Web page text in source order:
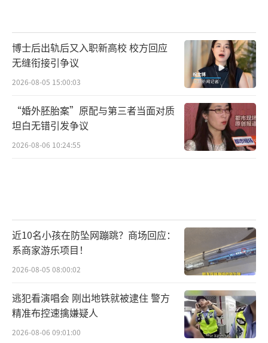
博士后出轨后又入职新高校 校方回应
无缝衔接引争议
2026-08-05 15:00:03
“婚外胚胎案”原配与第三者当面对质
坦白无错引发争议
2026-08-06 10:24:55
近10名小孩在防坠网蹦跳？商场回应：
系商家游乐项目！
2026-08-05 08:00:02
逃犯看演唱会 刚出地铁就被逮住 警方
精准布控速擒嫌疑人
2026-08-06 09:01:00